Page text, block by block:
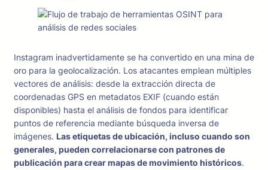
Instagram inadvertidamente se ha convertido en una mina de
oro para la geolocalización. Los atacantes emplean múltiples
vectores de análisis: desde la extracción directa de
coordenadas GPS en metadatos EXIF (cuando están
disponibles) hasta el análisis de fondos para identificar
puntos de referencia mediante búsqueda inversa de
imágenes. Las etiquetas de ubicación, incluso cuando son
generales, pueden correlacionarse con patrones de
publicación para crear mapas de movimiento históricos.